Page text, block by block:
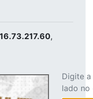
,
Digite
lado no